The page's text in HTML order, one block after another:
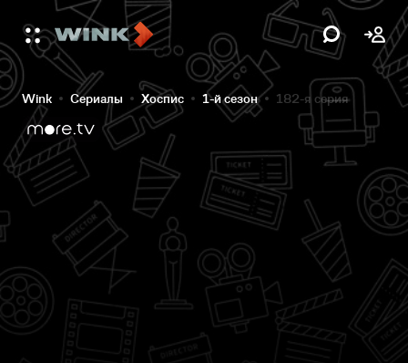
Wink Сериалы Хоспис 1-й сезон 182-я серия